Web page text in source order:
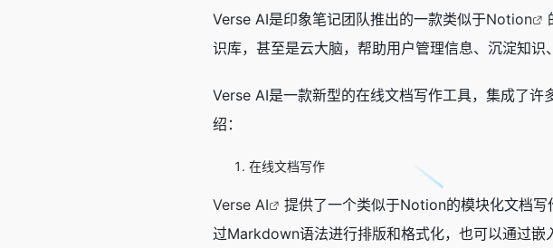
Verse AI是印象笔记团队推出的一款类似于Notion
识库，甚至是云大脑，帮助用户管理信息、沉淀知识
Verse AI是一款新型的在线文档写作工具，集成了
绍：
在线文档写作
Verse AI
提供了一个类似于Notion的模块化文档
过Markdown语法进行排版和格式化，也可以通过嵌